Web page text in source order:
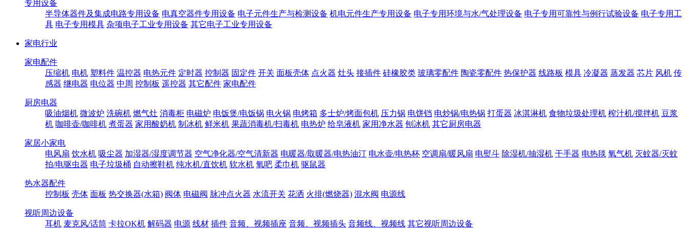
专用设备
半导体器件及集成电路专用设备 电真空器件专用设备 电子元件生产与检测设备 机电元件生产专用设备 电子专用环境与水/气处理设备 电子专用可靠性与例行试验设备 电子专用工
具 电子专用模具 杂项电子工业专用设备 其它电子工业专用设备
家电行业
家电配件
压缩机 电机 塑料件 温控器 电热元件 定时器 控制器 固定件 开关 面板壳体 点火器 灶头 接插件 硅橡胶类 玻璃零配件 陶瓷零配件 热保护器 线路板 模具 冷凝器 蒸发器 芯片 风机 传
感器 继电器 电位器 中周 控制板 遥控器 其它配件 家电配件
厨房电器
吸油烟机 微波炉 洗碗机 燃气灶 消毒柜 电磁炉 电饭煲/电饭锅 电火锅 电烤箱 多士炉/烤面包机 压力锅 电饼铛 电炒锅/电热锅 打蛋器 冰淇淋机 食物垃圾处理机 榨汁机/搅拌机 豆浆
机 咖啡壶/咖啡机 煮蛋器 家用酸奶机 制冰机 鲜米机 果蔬消毒机/扫毒机 电热炉 给皂液机 家用净水器 刨冰机 其它厨房电器
家居小家电
电风扇 饮水机 吸尘器 加湿器/湿度调节器 空气净化器/空气清新器 电暖器/取暖器/电热油汀 电水壶/电热杯 空调扇/暖风扇 电熨斗 除湿机/抽湿机 干手器 电热毯 氧气机 灭蚊器/灭蚊
拍/电驱虫器 电子垃圾桶 自动擦鞋机 纯水机/直饮机 软水机 氧吧 柔巾机 驱鼠器
热水器配件
控制板 壳体 面板 热交换器(水箱) 阀体 电磁阀 脉冲点火器 水流开关 花洒 火排(燃烧器) 混水阀 电源线
视听周边设备
耳机 麦克风/话筒 卡拉OK机 解码器 电源 线材 插件 音频、视频插座 音频、视频插头 音频线、视频线 其它视听周边设备